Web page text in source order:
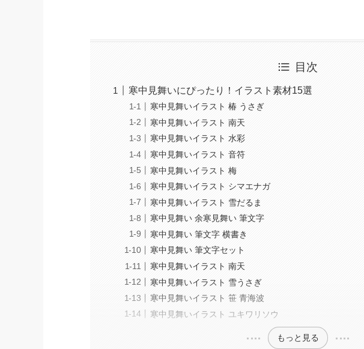
目次
寒中見舞いにぴったり！イラスト素材15選
寒中見舞いイラスト 椿 うさぎ
寒中見舞いイラスト 南天
寒中見舞いイラスト 水彩
寒中見舞いイラスト 音符
寒中見舞いイラスト 梅
寒中見舞いイラスト シマエナガ
寒中見舞いイラスト 雪だるま
寒中見舞い 余寒見舞い 筆文字
寒中見舞い 筆文字 横書き
寒中見舞い 筆文字セット
寒中見舞いイラスト 南天
寒中見舞いイラスト 雪うさぎ
寒中見舞いイラスト 笹 青海波
寒中見舞いイラスト ユキワリソウ
もっと見る